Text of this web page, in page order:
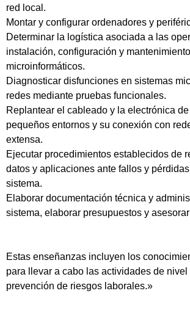
red local.
Montar y configurar ordenadores y
Determinar la logística asociada a las
instalación, configuración y
microinformáticos.
Diagnosticar disfunciones en sistemas
redes mediante pruebas funcionales.
Replantear el cableado y la electrónica
pequeños entornos y su conexión con
extensa.
Ejecutar procedimientos establecidos de
datos y aplicaciones ante fallos y
sistema.
Elaborar documentación técnica y
sistema, elaborar presupuestos y
Estas enseñanzas incluyen los
para llevar a cabo las actividades de
prevención de riesgos laborales.»